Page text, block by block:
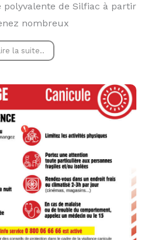
polyvalente de Silfiac à partir
nombreux
la suite..